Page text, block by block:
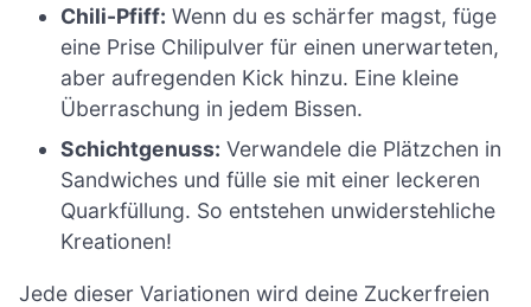
Chili-Pfiff: Wenn du es schärfer magst, füge
eine Prise Chilipulver für einen unerwarteten,
aber aufregenden Kick hinzu. Eine kleine
Überraschung in jedem Bissen.
Schichtgenuss: Verwandele die Plätzchen in
Sandwiches und fülle sie mit einer leckeren
Quarkfüllung. So entstehen unwiderstehliche
Kreationen!
Jede dieser Variationen wird deine Zuckerfreien